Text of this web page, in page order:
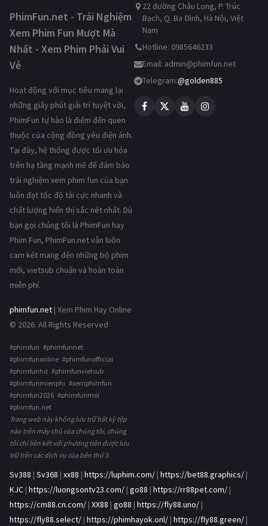
PhimFun.net - Trải Nghiệm
Xem Phim Fun Mượt Mà
Nhất - Xem Phim Phải Vui
Vẻ
Hoạt động với mục tiêu mang lại
những giây phút giải trí tuyệt vời,
PhimFun tự hào là điểm đến quen
thuộc của cộng đồng yêu điện ảnh.
Tại đây, hệ thống được tối ưu hóa
trên hạ tầng mạnh mẽ để đảm bảo
trải nghiệm xem phim fun của bạn
luôn đạt tốc độ tải cực nhanh và
chất lượng hiển thị sắc nét nhất. Dù
bạn gọi chúng tôi là PhimFun hay
Phim Fun, PhimFun.net vẫn luôn
cam kết mang đến những bộ phim
mới, vietsub chuẩn và hoàn toàn
miễn phí.
phimfun.net | Xem Phim Hay Online
© 2026. All Rights Reserved
#phimfun #phimfunnet
#phimfunonline #phimfunofficial
#phimfunhd #phimfunvietsub
#phimfunmienphi #xemphimfun
#phimfun2026 #phimfunmoi
#phimfun.net
Trang web này không lưu trữ bất kỳ tệp
nào trên máy chủ của chúng tôi, chúng
tôi chỉ liên kết với phương tiện được lưu
trữ trên các dịch vụ của bên thứ 3.
22 đường Châu Long, P. Trúc
Bạch, Q. Ba Đình, Hà Nội, Việt
Nam
Hotline: 0985646233
Email: admin@phimfun.net
Telegram:@golden885
Sv388 | Sv368 | xx88 | https://luphim.com/ | https://bet88.graphics/ |
KJC | https://luongsontv23.com/ | go88 | https://rr88pet.com/ |
https://cm88.cn.com/ | XX88 | go88 | https://fly88.uno/ |
https://fly88.select/ | https://phimhayok.onl/ | https://fly88.green/ |